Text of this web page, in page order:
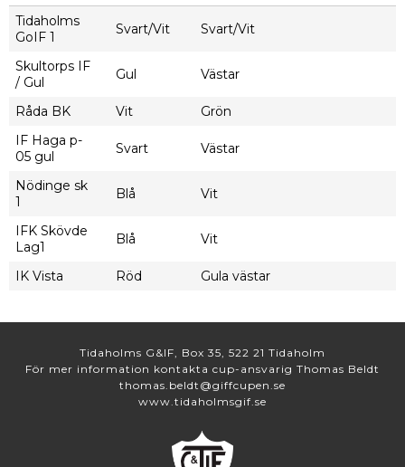
Tidaholms
GoIF 1
Svart/Vit Svart/Vit
Skultorps IF
/ Gul
Gul Västar
Råda BK Vit
Grön
IF Haga p-
05 gul
Svart Västar
Nödinge sk
1
Blå Vit
IFK Skövde
Lag1
Blå Vit
IK Vista Röd Gula västar
Tidaholms G&IF, Box 35, 522 21 Tidaholm
För mer information kontakta cup-ansvarig Thomas Beldt
thomas.beldt@giffcupen.se
www.tidaholmsgif.se